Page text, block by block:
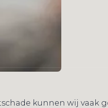
kunnen wij vaak